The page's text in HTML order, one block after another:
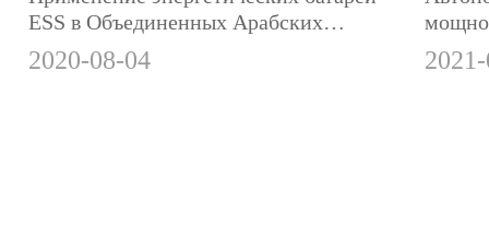
ESS в Объединенных Арабских
Эмиратах
2020-08-04